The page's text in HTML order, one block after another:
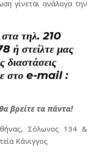
γίνεται ανάλογα την
στα τηλ. 210
ή στείλτε μας
διαστάσεις
στο e-mail :
βρείτε τα πάντα!
Σόλωνος 134 &
Κάνιγγος